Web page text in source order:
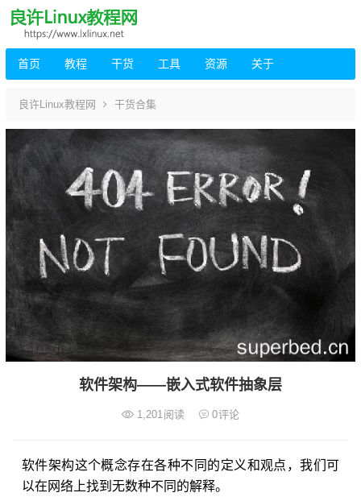
首页 教程 干货 工具 资源 关于
良许Linux教程网 干货合集
软件架构——嵌入式软件抽象层
1,201 阅读 0评论
软件架构这个概念存在各种不同的定义和观点，我们可
以在网络上找到无数种不同的解释。